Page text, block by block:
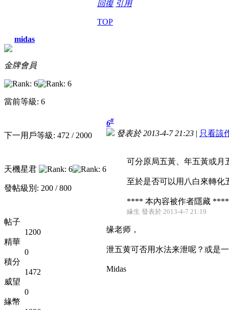
回復 引用
TOP
midas
金牌會員
當前等級: 6
下一用戶等級: 472 / 2000
天機星君
發帖級別: 200 / 800
帖子
1200
精華
0
積分
1472
威望
0
緣幣
6#
發表於 2013-4-7 21:23 | 只看該
可分原局五黃、年五黃或月
至於是否可以用八白來轉化
**** 本內容被作者隱藏 ****
緣生 發表於 2013-4-7 21:19
缘老师，
泄五黄可否用水法来泄呢？或是
Midas